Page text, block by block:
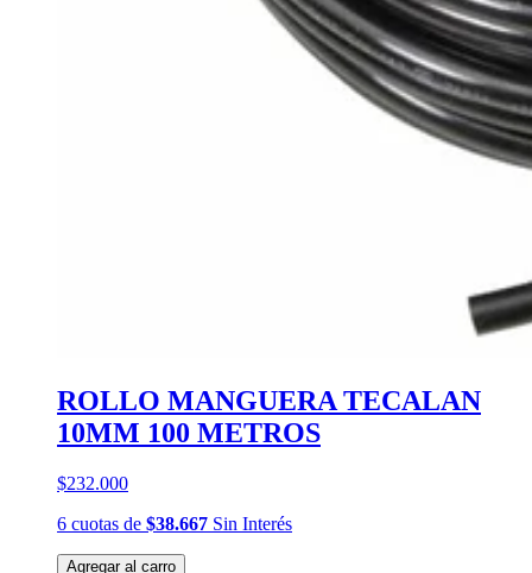
ROLLO MANGUERA TECALAN
10MM 100 METROS
$232.000
6 cuotas de $38.667 Sin Interés
Agregar al carro